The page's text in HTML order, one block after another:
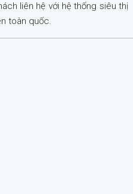
liên hệ với hệ thống siêu thị
toàn quốc.